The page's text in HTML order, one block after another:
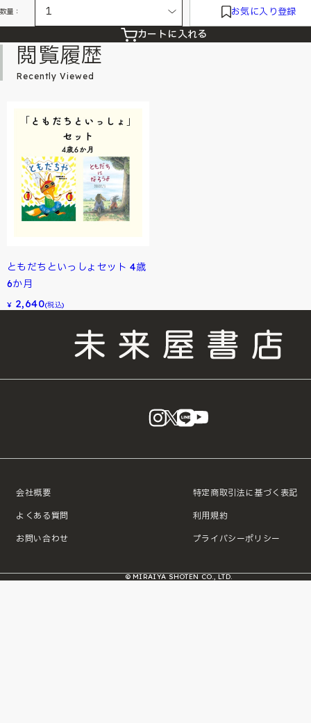
数量： お気に入り登録
カートに入れる
閲覧履歴
Recently Viewed
ともだちといっしょセット 4歳
6か月
¥ 2,640(税込)
instagram
X LINE
会社概要
よくある質問
お問い合わせ
特定商取引法に基づく表記
利用規約
プライバシーポリシー
© MIRAIYA SHOTEN CO., LTD.